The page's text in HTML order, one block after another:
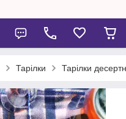
Тарілки Тарілки